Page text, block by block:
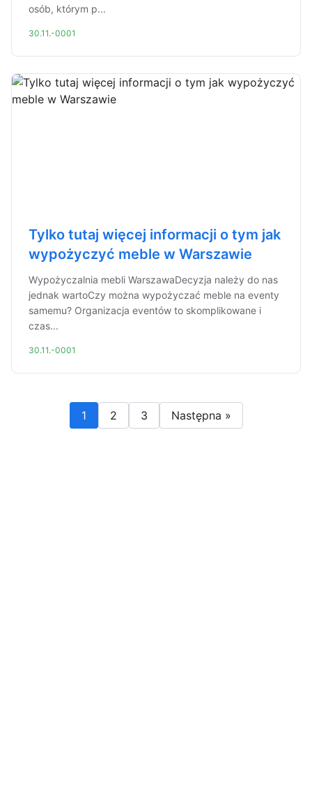
osób, którym p...
30.11.-0001
Tylko tutaj więcej informacji o tym jak
wypożyczyć meble w Warszawie
Wypożyczalnia mebli WarszawaDecyzja należy do nas
jednak wartoCzy można wypożyczać meble na eventy
samemu? Organizacja eventów to skomplikowane i
czas...
30.11.-0001
1 2 3 Następna »